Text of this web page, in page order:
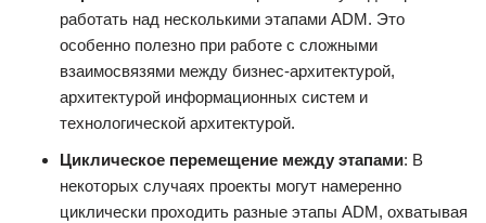
работать над несколькими этапами ADM. Это
особенно полезно при работе с сложными
взаимосвязями между бизнес-архитектурой,
архитектурой информационных систем и
технологической архитектурой.
Циклическое перемещение между этапами: В
некоторых случаях проекты могут намеренно
циклически проходить разные этапы ADM, охватывая